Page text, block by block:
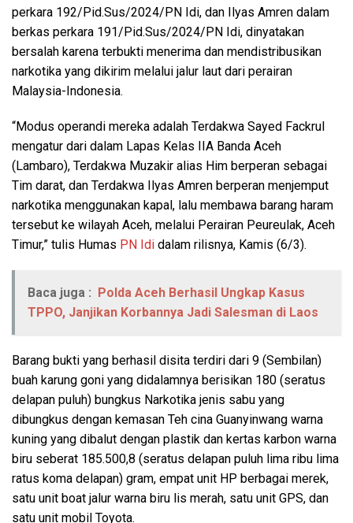
perkara 192/Pid.Sus/2024/PN Idi, dan Ilyas Amren dalam
berkas perkara 191/Pid.Sus/2024/PN Idi, dinyatakan
bersalah karena terbukti menerima dan mendistribusikan
narkotika yang dikirim melalui jalur laut dari perairan
Malaysia-Indonesia.
“Modus operandi mereka adalah Terdakwa Sayed Fackrul
mengatur dari dalam Lapas Kelas IIA Banda Aceh
(Lambaro), Terdakwa Muzakir alias Him berperan sebagai
Tim darat, dan Terdakwa Ilyas Amren berperan menjemput
narkotika menggunakan kapal, lalu membawa barang haram
tersebut ke wilayah Aceh, melalui Perairan Peureulak, Aceh
Timur,” tulis Humas PN Idi dalam rilisnya, Kamis (6/3).
Baca juga :
Polda Aceh Berhasil Ungkap Kasus
TPPO, Janjikan Korbannya Jadi Salesman di Laos
Barang bukti yang berhasil disita terdiri dari 9 (Sembilan)
buah karung goni yang didalamnya berisikan 180 (seratus
delapan puluh) bungkus Narkotika jenis sabu yang
dibungkus dengan kemasan Teh cina Guanyinwang warna
kuning yang dibalut dengan plastik dan kertas karbon warna
biru seberat 185.500,8 (seratus delapan puluh lima ribu lima
ratus koma delapan) gram, empat unit HP berbagai merek,
satu unit boat jalur warna biru lis merah, satu unit GPS, dan
satu unit mobil Toyota.